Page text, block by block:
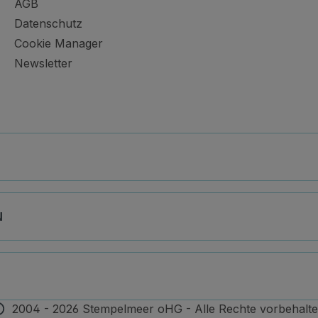
AGB
Datenschutz
Cookie Manager
Newsletter
2004 - 2026 Stempelmeer oHG - Alle Rechte